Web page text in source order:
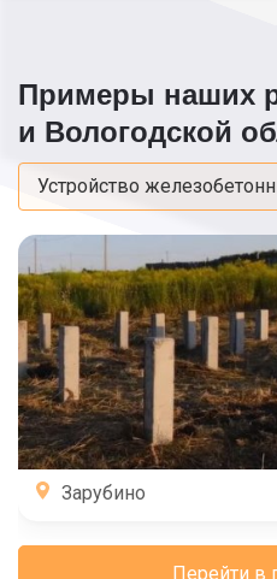
Примеры наших
и Вологодской
Устройство
Зарубино
Перейти в